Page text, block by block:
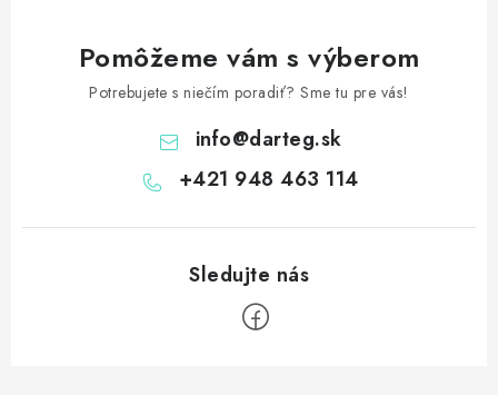
Pomôžeme vám s výberom
Potrebujete s niečím poradiť? Sme tu pre vás!
info@darteg.sk
+421 948 463 114